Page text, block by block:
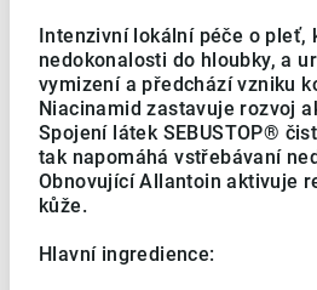
Intenzivní lokální péče o pleť,
nedokonalosti do hloubky, a
vymizení a předchází vzniku
Niacinamid zastavuje rozvoj
Spojení látek SEBUSTOP®
tak napomáhá vstřebávaní
Obnovující Allantoin aktivuje
kůže.
Hlavní ingredience: